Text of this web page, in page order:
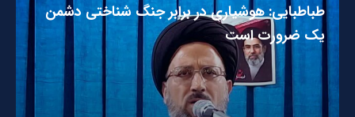
طباطبایی: هوشیاری در برابر جنگ شناختی دشمن
یک ضرورت است